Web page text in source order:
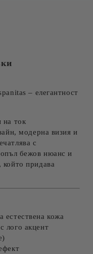
– елегантност
на ток
модерна визия и
с
бежов нюанс и
придава
естествена кожа
лого акцент